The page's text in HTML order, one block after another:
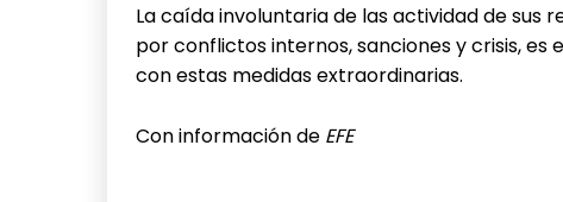
La caída involuntaria de las actividad de
por conflictos internos, sanciones y crisis,
con estas medidas extraordinarias.
Con información de EFE